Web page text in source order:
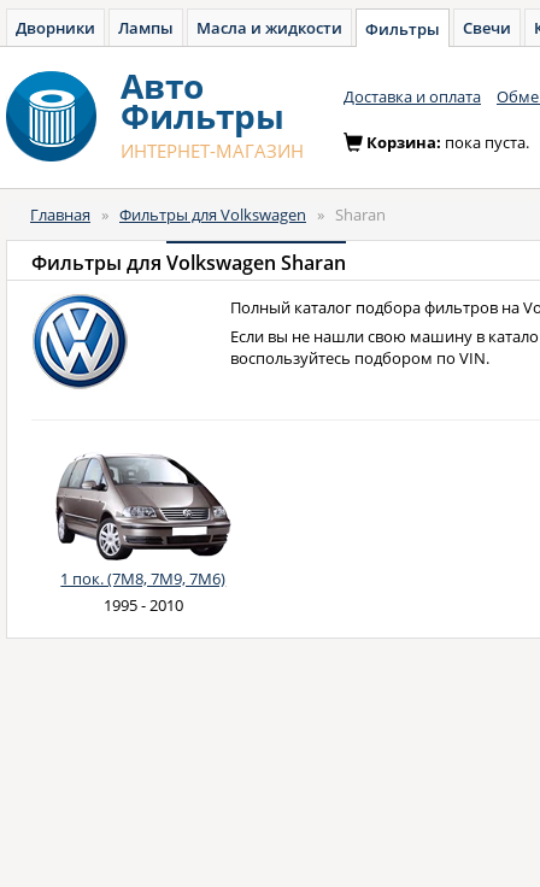
Дворники Лампы Масла и жидкости Фильтры Свечи
Авто
Фильтры
ИНТЕРНЕТ-МАГАЗИН
Доставка и оплата
Корзина: пока пуста.
Главная » Фильтры для Volkswagen » Sharan
Фильтры для Volkswagen Sharan
Полный каталог подбора фильтров на
Если вы не нашли свою машину в
воспользуйтесь подбором по VIN.
1 пок. (7M8, 7M9, 7M6)
1995 - 2010